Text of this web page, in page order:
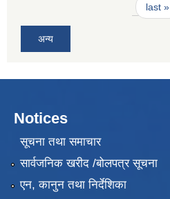
last »
अन्य
Notices
सूचना तथा समाचार
सार्वजनिक खरीद /बोलपत्र सूचना
एन, कानुन तथा निर्देशिका